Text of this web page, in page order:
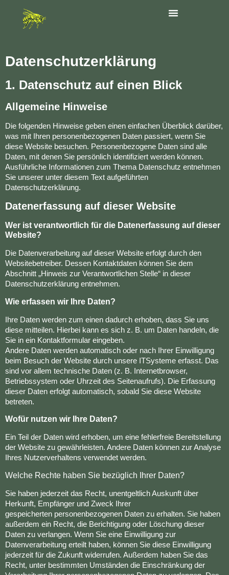
Datenschutzerklärung
1. Datenschutz auf einen Blick
Allgemeine Hinweise
Die folgenden Hinweise geben einen einfachen Überblick darüber,
was mit Ihren personenbezogenen Daten passiert, wenn Sie
diese Website besuchen. Personenbezogene Daten sind alle
Daten, mit denen Sie persönlich identifiziert werden können.
Ausführliche Informationen zum Thema Datenschutz entnehmen
Sie unserer unter diesem Text aufgeführten
Datenschutzerklärung.
Datenerfassung auf dieser Website
Wer ist verantwortlich für die Datenerfassung auf dieser
Website?
Die Datenverarbeitung auf dieser Website erfolgt durch den
Websitebetreiber. Dessen Kontaktdaten können Sie dem
Abschnitt „Hinweis zur Verantwortlichen Stelle“ in dieser
Datenschutzerklärung entnehmen.
Wie erfassen wir Ihre Daten?
Ihre Daten werden zum einen dadurch erhoben, dass Sie uns
diese mitteilen. Hierbei kann es sich z. B. um Daten handeln, die
Sie in ein Kontaktformular eingeben.
Andere Daten werden automatisch oder nach Ihrer Einwilligung
beim Besuch der Website durch unsere ITSysteme erfasst. Das
sind vor allem technische Daten (z. B. Internetbrowser,
Betriebssystem oder Uhrzeit des Seitenaufrufs). Die Erfassung
dieser Daten erfolgt automatisch, sobald Sie diese Website
betreten.
Wofür nutzen wir Ihre Daten?
Ein Teil der Daten wird erhoben, um eine fehlerfreie Bereitstellung
der Website zu gewährleisten. Andere Daten können zur Analyse
Ihres Nutzerverhaltens verwendet werden.
Welche Rechte haben Sie bezüglich Ihrer Daten?
Sie haben jederzeit das Recht, unentgeltlich Auskunft über
Herkunft, Empfänger und Zweck Ihrer
gespeicherten personenbezogenen Daten zu erhalten. Sie haben
außerdem ein Recht, die Berichtigung oder Löschung dieser
Daten zu verlangen. Wenn Sie eine Einwilligung zur
Datenverarbeitung erteilt haben, können Sie diese Einwilligung
jederzeit für die Zukunft widerrufen. Außerdem haben Sie das
Recht, unter bestimmten Umständen die Einschränkung der